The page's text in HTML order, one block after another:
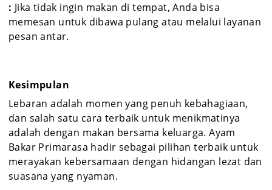
: Jika tidak ingin makan di tempat, Anda bisa
memesan untuk dibawa pulang atau melalui layanan
pesan antar.
Kesimpulan
Lebaran adalah momen yang penuh kebahagiaan,
dan salah satu cara terbaik untuk menikmatinya
adalah dengan makan bersama keluarga. Ayam
Bakar Primarasa hadir sebagai pilihan terbaik untuk
merayakan kebersamaan dengan hidangan lezat dan
suasana yang nyaman.